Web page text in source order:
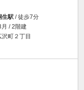
生駅 / 徒歩7分
/ 2階建
町２丁目